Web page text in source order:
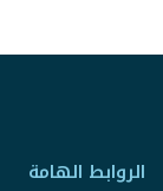
الروابط الهامة